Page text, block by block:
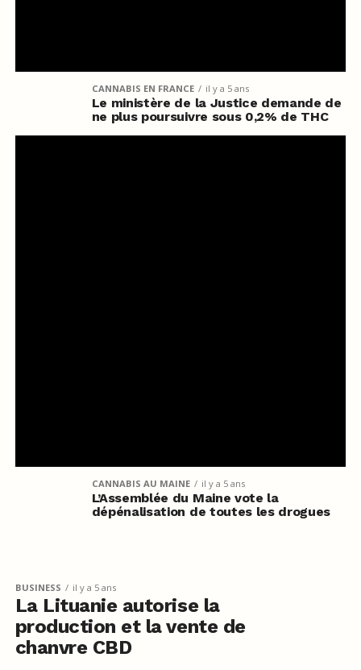
CANNABIS EN FRANCE il y a 5 ans
Le ministère de la Justice demande de
ne plus poursuivre sous 0,2% de THC
CANNABIS AU MAINE il y a 5 ans
L’Assemblée du Maine vote la
dépénalisation de toutes les drogues
BUSINESS il y a 5 ans
La Lituanie autorise la
production et la vente de
chanvre CBD